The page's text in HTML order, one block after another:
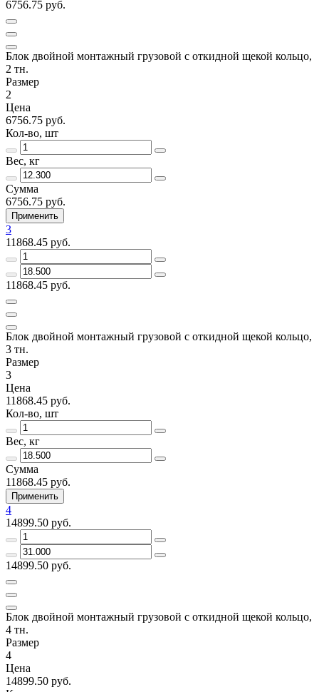
6756.75 руб.
Блок двойной монтажный грузовой с откидной щекой кольцо,
2 тн.
Размер
2
Цена
6756.75 руб.
Кол-во, шт
Вес, кг
Сумма
6756.75 руб.
Применить
3
11868.45 руб.
11868.45 руб.
Блок двойной монтажный грузовой с откидной щекой кольцо,
3 тн.
Размер
3
Цена
11868.45 руб.
Кол-во, шт
Вес, кг
Сумма
11868.45 руб.
Применить
4
14899.50 руб.
14899.50 руб.
Блок двойной монтажный грузовой с откидной щекой кольцо,
4 тн.
Размер
4
Цена
14899.50 руб.